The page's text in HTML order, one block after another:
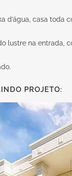
d’água, casa toda
lustre na entrada,
PROJETO: